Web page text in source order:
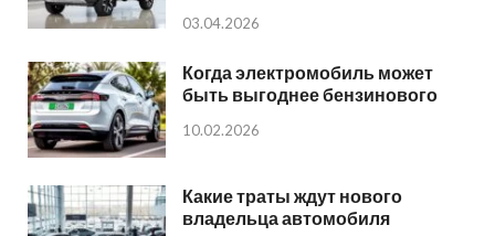
03.04.2026
Когда электромобиль может
быть выгоднее бензинового
10.02.2026
Какие траты ждут нового
владельца автомобиля